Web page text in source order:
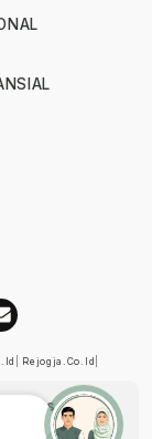
Rejogja.co.id
Pers
2022